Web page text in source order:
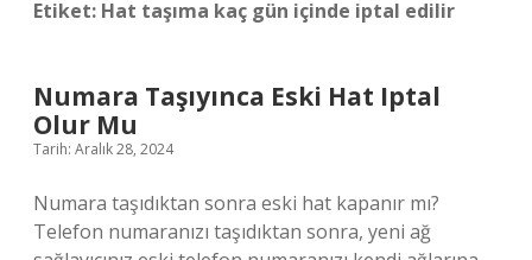
Etiket: Hat taşıma kaç gün içinde iptal edilir
Numara Taşıyınca Eski Hat Iptal
Olur Mu
Tarih: Aralık 28, 2024
Numara taşıdıktan sonra eski hat kapanır mı?
Telefon numaranızı taşıdıktan sonra, yeni ağ